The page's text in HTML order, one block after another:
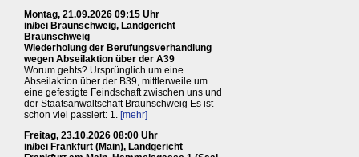
Montag, 21.09.2026 09:15 Uhr
in/bei Braunschweig, Landgericht
Braunschweig
Wiederholung der Berufungsverhandlung
wegen Abseilaktion über der A39
Worum gehts? Ursprünglich um eine
Abseilaktion über der B39, mittlerweile um
eine gefestigte Feindschaft zwischen uns und
der Staatsanwaltschaft Braunschweig Es ist
schon viel passiert: 1. [mehr]
Freitag, 23.10.2026 08:00 Uhr
in/bei Frankfurt (Main), Landgericht